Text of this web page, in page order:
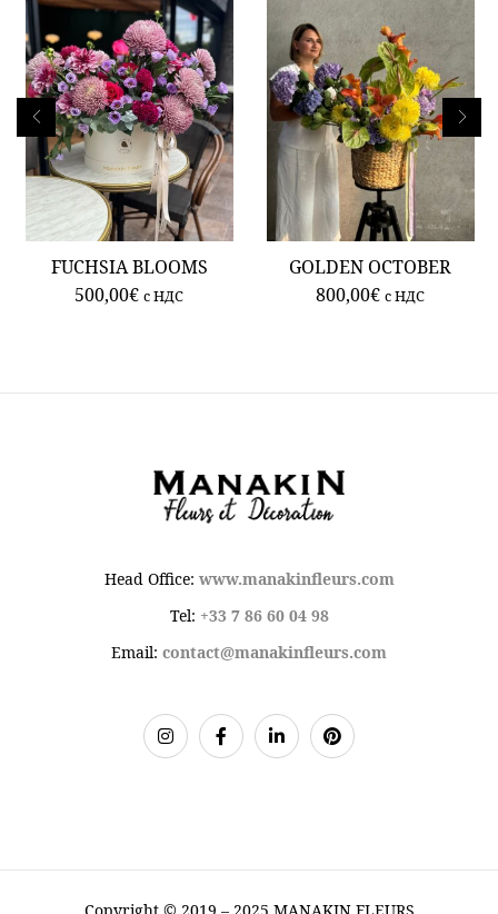
FUCHSIA BLOOMS
500,00€ c НДС
GOLDEN OCTOBER
800,00€ c НДС
Head Office: www.manakinfleurs.com
Tel: +33 7 86 60 04 98
Email: contact@manakinfleurs.com